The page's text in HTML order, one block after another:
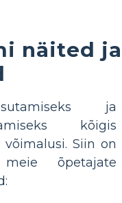
näited ja
ja
kõigis
Siin on
õpetajate